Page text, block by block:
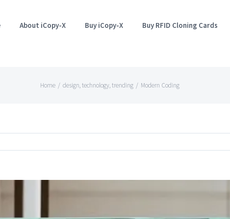
About iCopy-X Buy iCopy-X Buy RFID Cloning Cards
Home / design,technology,trending / Modern Coding